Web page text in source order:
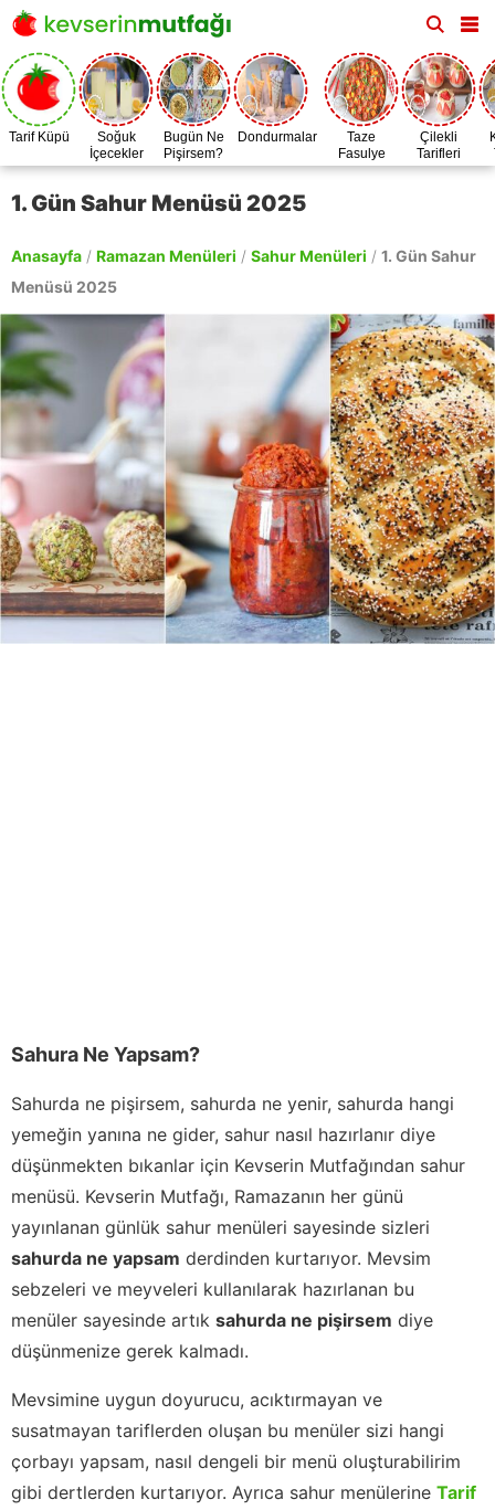
Tarif Küpü
Soğuk
İçecekler
Bugün Ne
Pişirsem?
Dondurmalar
Taze
Fasulye
Zamanı
Çilekli
Tarifleri
1. Gün Sahur Menüsü 2025
Anasayfa / Ramazan Menüleri / Sahur Menüleri / 1. Gün Sahur
Menüsü 2025
Sahura Ne Yapsam?
Sahurda ne pişirsem, sahurda ne yenir, sahurda hangi
yemeğin yanına ne gider, sahur nasıl hazırlanır diye
düşünmekten bıkanlar için Kevserin Mutfağından sahur
menüsü. Kevserin Mutfağı, Ramazanın her günü
yayınlanan günlük sahur menüleri sayesinde sizleri
sahurda ne yapsam derdinden kurtarıyor. Mevsim
sebzeleri ve meyveleri kullanılarak hazırlanan bu
menüler sayesinde artık sahurda ne pişirsem diye
düşünmenize gerek kalmadı.
Mevsimine uygun doyurucu, acıktırmayan ve
susatmayan tariflerden oluşan bu menüler sizi hangi
çorbayı yapsam, nasıl dengeli bir menü oluşturabilirim
gibi dertlerden kurtarıyor. Ayrıca sahur menülerine Tarif